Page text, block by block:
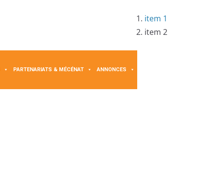
item 1
item 2
PARTENARIATS & MÉCÉNAT ANNONCES